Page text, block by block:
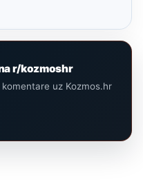
r/kozmoshr
uz Kozmos.hr